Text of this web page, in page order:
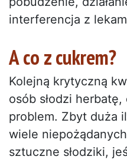
interferencja z
A co z cukrem?
Kolejną krytyczną
osób słodzi
problem. Zbyt duża
wiele
sztuczne słodziki,